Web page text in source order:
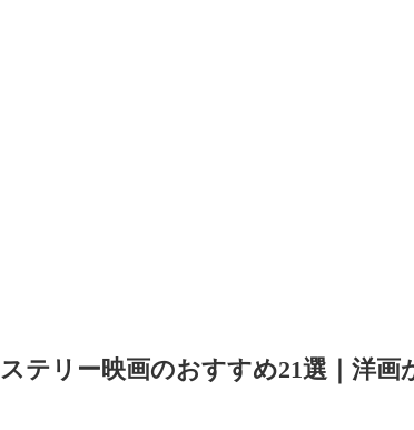
テリー映画のおすすめ21選｜洋画